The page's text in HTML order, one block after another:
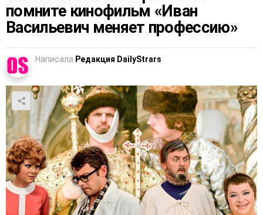
помните кинофильм «Иван
Васильевич меняет профессию»
Написала Редакция DailyStrars